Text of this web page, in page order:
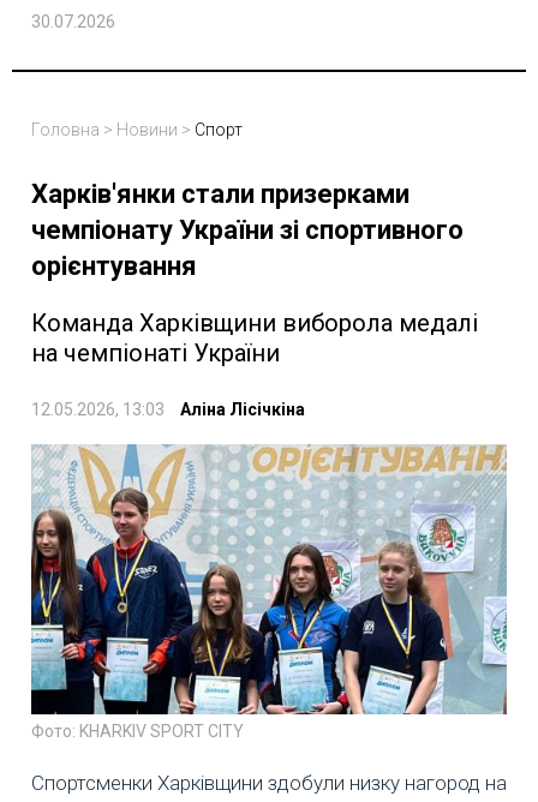
30.07.2026
Головна > Новини > Спорт
Харків'янки стали призерками
чемпіонату України зі спортивного
орієнтування
Команда Харківщини виборола медалі
на чемпіонаті України
12.05.2026, 13:03 Аліна Лісічкіна
Фото: KHARKIV SPORT CITY
Спортсменки Харківщини здобули низку нагород на